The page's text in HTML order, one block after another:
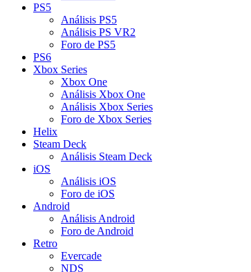
PS5
Análisis PS5
Análisis PS VR2
Foro de PS5
PS6
Xbox Series
Xbox One
Análisis Xbox One
Análisis Xbox Series
Foro de Xbox Series
Helix
Steam Deck
Análisis Steam Deck
iOS
Análisis iOS
Foro de iOS
Android
Análisis Android
Foro de Android
Retro
Evercade
NDS